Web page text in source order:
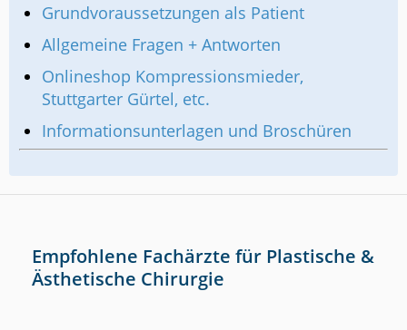
Grundvoraussetzungen als Patient
Allgemeine Fragen + Antworten
Onlineshop Kompressionsmieder,
Stuttgarter Gürtel, etc.
Informationsunterlagen und Broschüren
Empfohlene Fachärzte für Plastische &
Ästhetische Chirurgie